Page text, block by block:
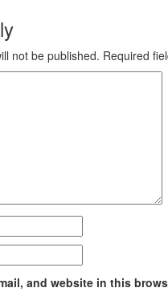
not be published. Required
and website in this